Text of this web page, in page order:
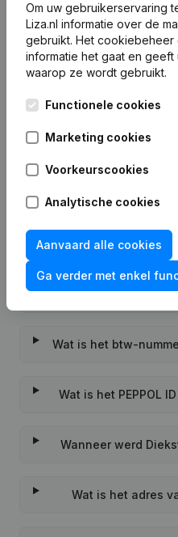
Holding
2024
Eigen
vermogen
€178.629
Veelgestelde vragen
Wat is het KVK-
Wat is het btw-
Wat is het PEPPOL
Wanneer werd
Wat is het adres
Om uw gebruikerservaring
Liza.nl informatie over de
gebruikt. Het cookiebeheer
informatie het gaat en
waarop ze wordt gebruikt.
Functionele cookies
Marketing cookies
Voorkeurscookies
Analytische cookies
Aanvaard alle cookies
Ga verder met enkel